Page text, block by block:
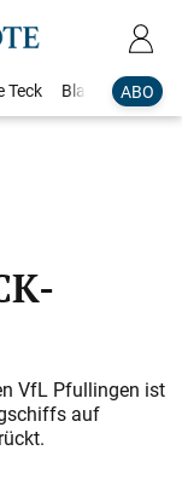
ABO
Teck Blaulicht
VfL Pfullingen ist
auf